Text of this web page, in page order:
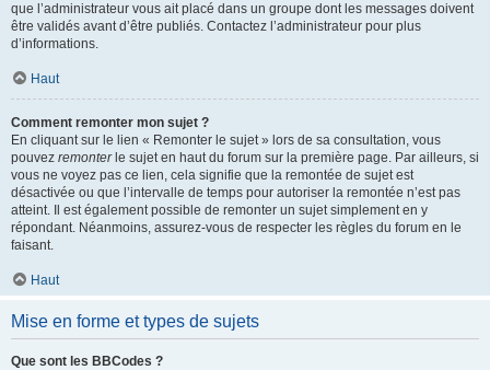
que l’administrateur vous ait placé dans un groupe dont les messages doivent
être validés avant d’être publiés. Contactez l’administrateur pour plus
d’informations.
Haut
Comment remonter mon sujet ?
En cliquant sur le lien « Remonter le sujet » lors de sa consultation, vous
pouvez remonterle sujet en haut du forum sur la première page. Par ailleurs, si
vous ne voyez pas ce lien, cela signifie que la remontée de sujet est
désactivée ou que l’intervalle de temps pour autoriser la remontée n’est pas
atteint. Il est également possible de remonter un sujet simplement en y
répondant. Néanmoins, assurez-vous de respecter les règles du forum en le
faisant.
Haut
Mise en forme et types de sujets
Que sont les BBCodes ?